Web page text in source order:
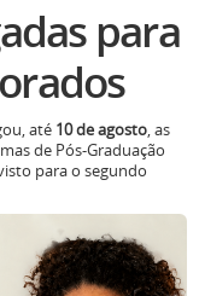
para
até 10 de agosto, as
de Pós-Graduação
para o segundo